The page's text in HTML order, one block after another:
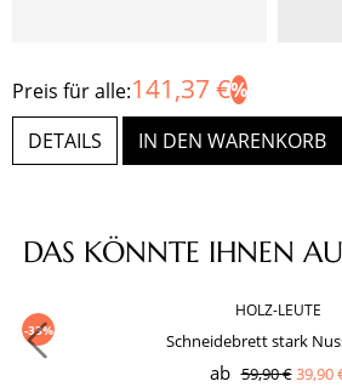
Preis für alle:141,37 €
DETAILS IN DEN WARENKORB
Produktgalerie überspringen
DAS KÖNNTE IHNEN
-33%
HOLZ-LEUTE
Schneidebrett stark
ab 59,90 €39,90